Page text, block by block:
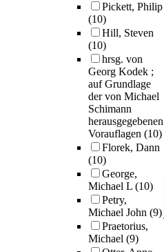
Pickett, Philip
(10)
Hill, Steven
(10)
hrsg. von
Georg Kodek ;
auf Grundlage
der von Michael
Schimann
herausgegebenen
Vorauflagen (10)
Florek, Dann
(10)
George,
Michael L (10)
Petry,
Michael John (9)
Praetorius,
Michael (9)